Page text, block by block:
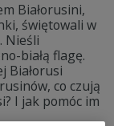
Białorusini,
świętowali w
Nieśli
białą flagę.
Białorusi
co czują
I jak pomóc im